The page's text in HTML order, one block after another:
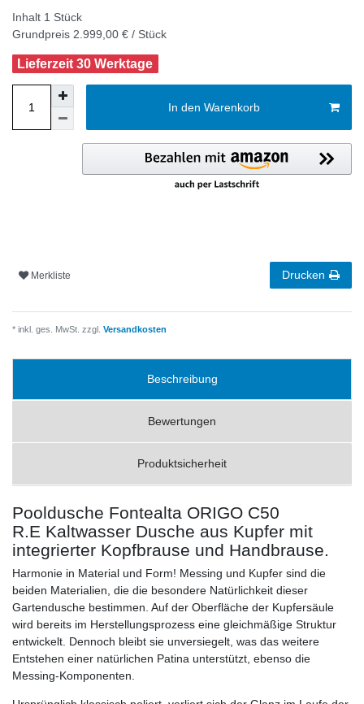
Inhalt 1 Stück
Grundpreis 2.999,00 € / Stück
Lieferzeit 30 Werktage
In den Warenkorb
Merkliste Drucken
* inkl. ges. MwSt. zzgl. Versandkosten
Beschreibung
Bewertungen
Produktsicherheit
Pooldusche Fontealta ORIGO C50
R.E Kaltwasser Dusche aus Kupfer mit
integrierter Kopfbrause und Handbrause.
Harmonie in Material und Form! Messing und Kupfer sind die
beiden Materialien, die die besondere Natürlichkeit dieser
Gartendusche bestimmen. Auf der Oberfläche der Kupfersäule
wird bereits im Herstellungsprozess eine gleichmäßige Struktur
entwickelt. Dennoch bleibt sie unversiegelt, was das weitere
Entstehen einer natürlichen Patina unterstützt, ebenso die
Messing-Komponenten.